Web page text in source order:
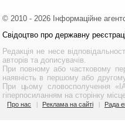
© 2010 - 2026 Інформаційне
Свідоцтво про державну
Редакція не несе
авторів та дописувачів.
При повному або частковому
наявність в першому або
При цьому словосполучення
гіперпосиланням на сторінку
Про нас Реклама на сайті Рада